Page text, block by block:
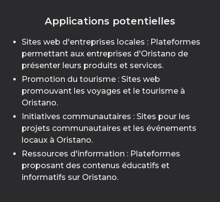
Applications potentielles
Sites web d'entreprises locales : Plateformes
permettant aux entreprises d'Oristano de
présenter leurs produits et services.
Promotion du tourisme : Sites web
promouvant les voyages et le tourisme à
Oristano.
Initiatives communautaires : Sites pour les
projets communautaires et les événements
locaux à Oristano.
Ressources d'information : Plateformes
proposant des contenus éducatifs et
informatifs sur Oristano.